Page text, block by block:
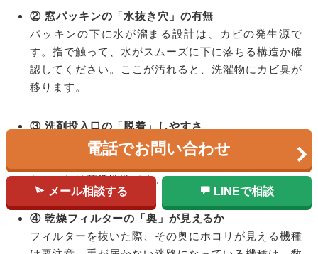
② 窓パッキンの「水抜き穴」の有無
パッキンの下に水が溜まる設計は、カビの発生源で
す。指で触って、水がスムーズに下に落ちる構造か確
認してください。ここが汚れると、洗濯物にカビ臭が
移ります。
③ 洗剤投入口の「脱着」しやすさ
自動投入は便利ですが、中で洗剤が固まると修理代が
高額になります。タンクを取り外して丸洗いできる
か、これは死活問題です。
④ 乾燥フィルターの「奥」が見えるか
フィルターを抜いた際、その奥にホコリが見える機種
電話でお問い合わせ
メール相談する LINEで相談